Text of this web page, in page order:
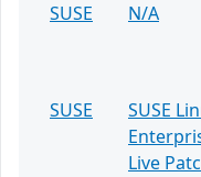
SUSE N/A
SUSE
SUSE
Live